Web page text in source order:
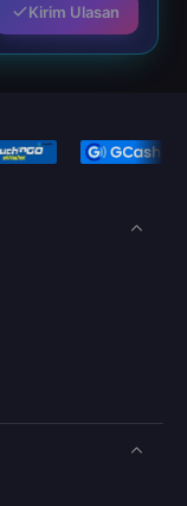
Kirim Ulasan